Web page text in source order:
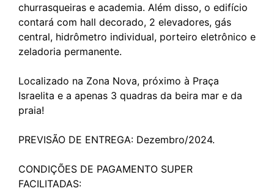
churrasqueiras e academia. Além disso, o edifício
contará com hall decorado, 2 elevadores, gás
central, hidrômetro individual, porteiro eletrônico e
zeladoria permanente.
Localizado na Zona Nova, próximo à Praça
Israelita e a apenas 3 quadras da beira mar e da
praia!
PREVISÃO DE ENTREGA: Dezembro/2024.
CONDIÇÕES DE PAGAMENTO SUPER
FACILITADAS: